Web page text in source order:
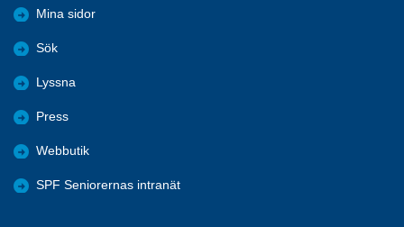
Mina sidor
Sök
Lyssna
Press
Webbutik
SPF Seniorernas intranät